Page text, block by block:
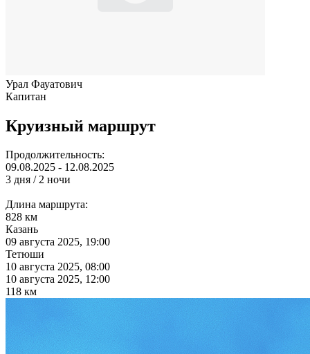
Урал Фауатович
Капитан
Круизный маршрут
Продолжительность:
09.08.2025 - 12.08.2025
3 дня / 2 ночи
Длина маршрута:
828 км
Казань
09 августа 2025, 19:00
Тетюши
10 августа 2025, 08:00
10 августа 2025, 12:00
118 км